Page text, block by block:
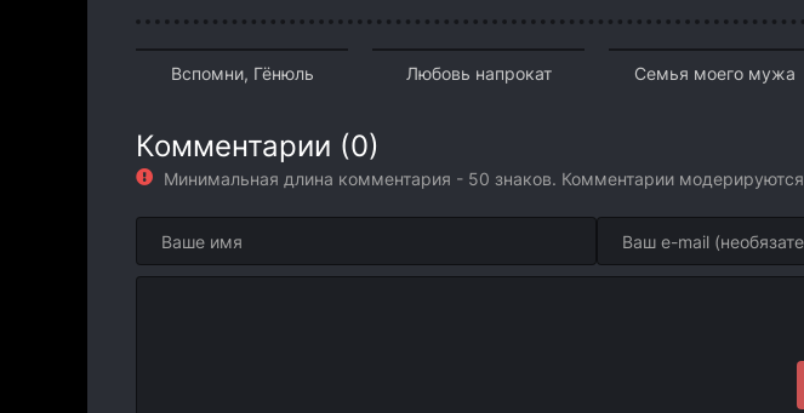
Вспомни, Гёнюль Любовь напрокат Семья моего мужа
Комментарии (0)
Минимальная длина комментария - 50 знаков. Комментарии модерируются